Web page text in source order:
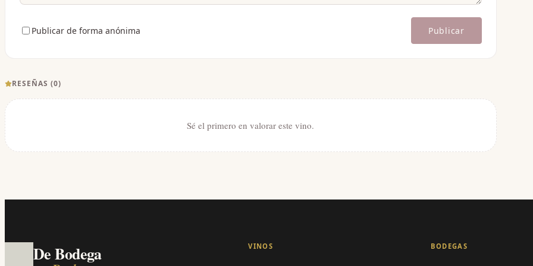
Publicar de forma anónima Publicar
RESEÑAS (0)
Sé el primero en valorar este vino.
De Bodega VINOS BODEGAS